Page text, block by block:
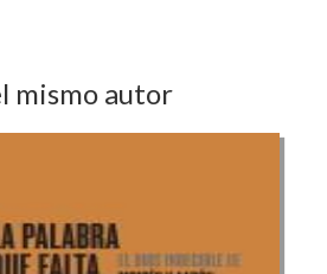
mismo autor